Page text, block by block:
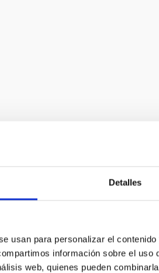
Detalles
usan para personalizar el
información sobre el uso
web, quienes pueden
de 10m. usando componentes del
William Herschel (WHT) de